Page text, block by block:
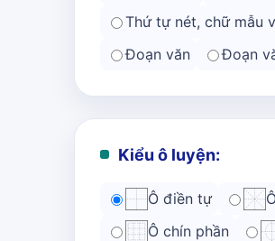
Thứ tự nét, chữ mẫu
Đoạn văn
Đoạn
Kiểu ô luyện:
Ô điền tự
Ô chín phần